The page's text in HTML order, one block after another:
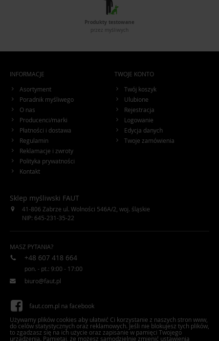
Produkty testowane
przez myśliwych
INFORMACJE
Asortyment
Poradnik myśliwego
O nas
Producenci/marki
Płatności i dostawa
Regulamin
Reklamacje i zwroty
Polityka prywatności
Kontakt
TWOJE KONTO
Twój koszyk
Ulubione
Rejestracja
Logowanie
Edycja danych
Twoje zamówienia
Sklep myśliwski FAUT
41-806 Zabrze ul. Wolności 546A/2, woj. śląskie
NIP: 645-231-35-22
MASZ PYTANIA?
+48 607 418 664
pon. - pt.: 9:00 - 17:00
biuro@faut.pl
faut.com.pl na facebook
faut.com.pl na Twitter
Używamy plików cookies aby ułatwić Ci korzystanie z naszych stron www,
do celów statystycznych oraz reklamowych. Jeśli nie blokujesz tych plików,
to zgadzasz się na ich użycie oraz zapisanie w pamięci Twojego
urządzenia. Pamiętaj, że możesz samodzielnie zmienić ustawienia